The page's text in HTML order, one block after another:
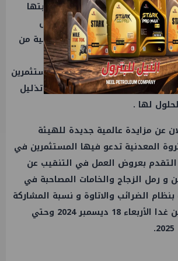
اختلاف تبعيتها الإدارية عن تبعيتها
من تطوير إمكانياتها والعمل
واستغلال الثروات المعدنية من
لمصر .
علي التعرف علي رؤي المستثمرين
فى صناعة التعدين بهدف تذليل
لها .
عن مزايدة عالمية جديدة للهيئة
المعدنية تدعو فيها المستثمرين في
بعروض العمل في التنقيب عن
و رمل الزجاج والخامات المصاحبة في
الضرائب والاتاوة و نسبة المشاركة
المجانية ، اعتبارا من غدا الأربعاء 18 ديسمبر 2024 وحتي